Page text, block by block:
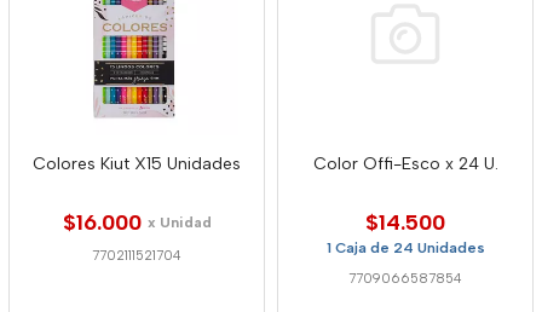
Colores Kiut X15 Unidades
$16.000 x Unidad
7702111521704
Color Offi-Esco x 24 U.
$14.500
1 Caja de 24 Unidades
7709066587854